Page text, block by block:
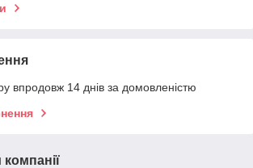
впродовж 14 днів за домовленістю
компанії